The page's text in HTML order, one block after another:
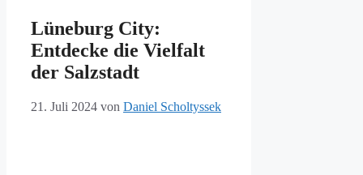
Lüneburg City:
Entdecke die Vielfalt
der Salzstadt
21. Juli 2024 von Daniel Scholtyssek